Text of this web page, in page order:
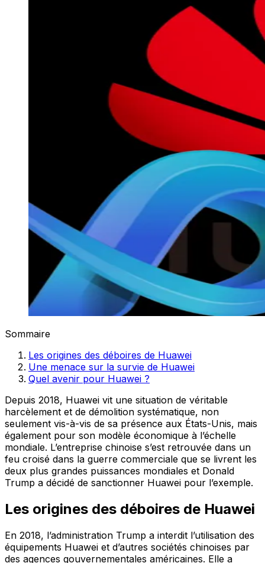
Sommaire
Les origines des déboires de Huawei
Une menace sur la survie de Huawei
Quel avenir pour Huawei ?
Depuis 2018, Huawei vit une situation de véritable
harcèlement et de démolition systématique, non
seulement vis-à-vis de sa présence aux États-Unis, mais
également pour son modèle économique à l’échelle
mondiale. L’entreprise chinoise s’est retrouvée dans un
feu croisé dans la guerre commerciale que se livrent les
deux plus grandes puissances mondiales et Donald
Trump a décidé de sanctionner Huawei pour l’exemple.
Les origines des déboires de Huawei
En 2018, l’administration Trump a interdit l’utilisation des
équipements Huawei et d’autres sociétés chinoises par
des agences gouvernementales américaines. Elle a